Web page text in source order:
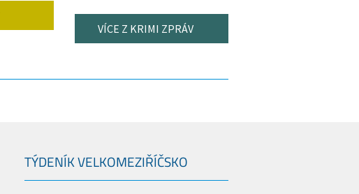
VÍCE Z KRIMI ZPRÁV
TÝDENÍK VELKOMEZIŘÍČSKO